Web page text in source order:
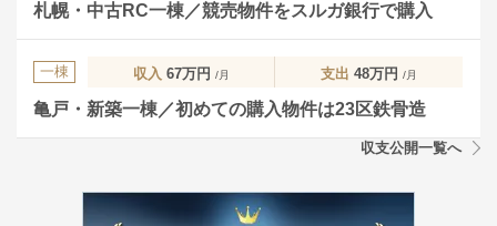
札幌・中古RC一棟／競売物件をスルガ銀行で購入
一棟 収入 67万円 /月 支出 48万円 /月
亀戸・新築一棟／初めての購入物件は23区鉄骨造
収支公開一覧へ